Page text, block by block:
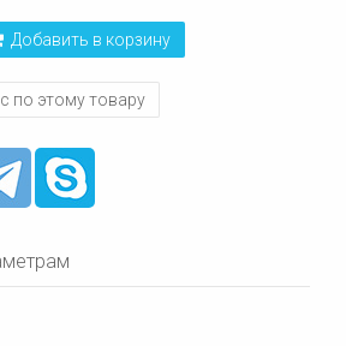
Добавить в корзину
по этому товару